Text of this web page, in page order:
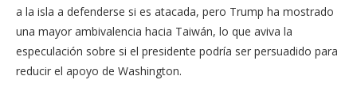
a la isla a defenderse si es atacada, pero Trump ha mostrado
una mayor ambivalencia hacia Taiwán, lo que aviva la
especulación sobre si el presidente podría ser persuadido para
reducir el apoyo de Washington.